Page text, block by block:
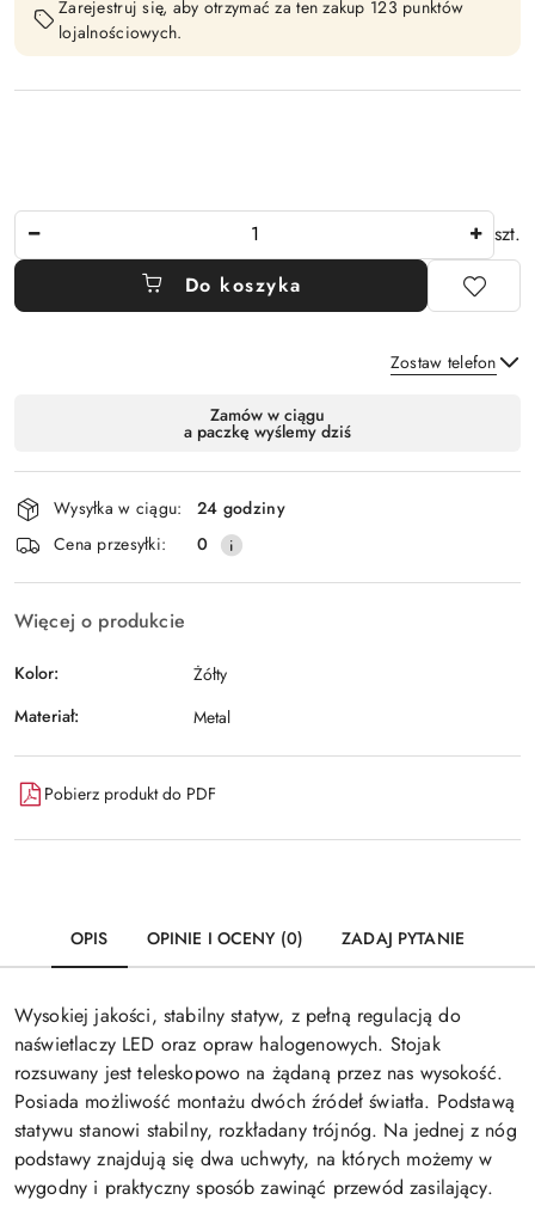
Zarejestruj się, aby otrzymać za ten zakup 123 punktów
lojalnościowych.
szt.
Do koszyka
Zostaw telefon
Wyślij
dostawa
Zamów w ciągu
a paczkę wyślemy dziś
Wysyłka w ciągu:
24 godziny
Cena przesyłki:
0
Więcej o produkcie
Kolor:
Żółty
Materiał:
Metal
Pobierz produkt do PDF
OPIS OPINIE I OCENY (0) ZADAJ PYTANIE
Wysokiej jakości, stabilny statyw, z pełną regulacją do
naświetlaczy LED oraz opraw halogenowych. Stojak
rozsuwany jest teleskopowo na żądaną przez nas wysokość.
Posiada możliwość montażu dwóch źródeł światła. Podstawą
statywu stanowi stabilny, rozkładany trójnóg. Na jednej z nóg
podstawy znajdują się dwa uchwyty, na których możemy w
wygodny i praktyczny sposób zawinąć przewód zasilający.